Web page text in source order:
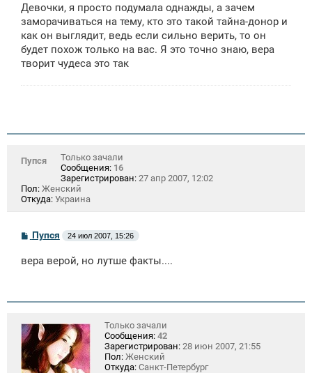
б
щ
н
и
Девочки, я просто подумала однажды, а зачем
заморачиваться на тему, кто это такой тайна-донор и
как он выглядит, ведь если сильно верить, то он
будет похож только на вас. Я это точно знаю, вера
творит чудеса это так
Пупся
Только зачали
Сообщения: 16
Зарегистрирован: 27 апр 2007, 12:02
Пол: Женский
Откуда: Украина
С
о
б
и
Пупся 24 июл 2007, 15:26
вера верой, но лутше факты....
Только зачали
Сообщения: 42
Зарегистрирован: 28 июн 2007, 21:55
Пол: Женский
Откуда: Санкт-Петербург